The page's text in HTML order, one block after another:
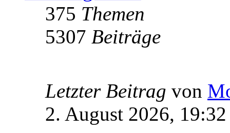
375 Themen
5307 Beiträge
Letzter Beitrag von
2. August 2026, 19:32